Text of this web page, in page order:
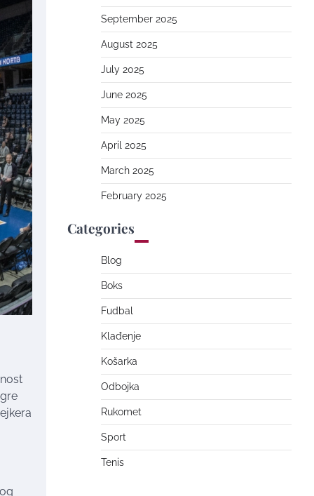
September 2025
August 2025
July 2025
June 2025
May 2025
April 2025
March 2025
February 2025
Categories
Blog
Boks
Fudbal
Klađenje
Košarka
Odbojka
Rukomet
Sport
Tenis